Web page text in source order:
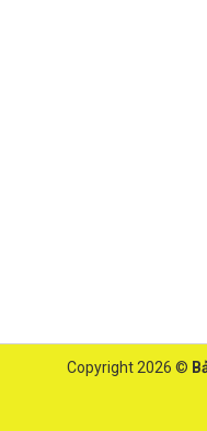
Copyright 2026 ©